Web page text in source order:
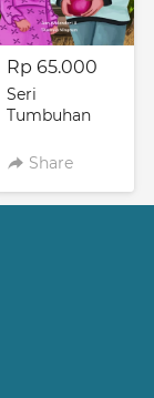
Rp 65.000
Seri
Tumbuhan
Quran: Biji
Share